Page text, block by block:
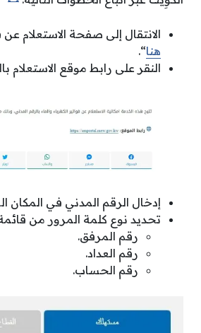
الانتقال إلى صفحة الاستعلام عن
هنا“.
النقر على رابط موقع الاستعلام
إدخال الرقم المدني في
تحديد نوع كلمة المرور من قائمة
رقم المرفق.
رقم العداد.
رقم الحساب.